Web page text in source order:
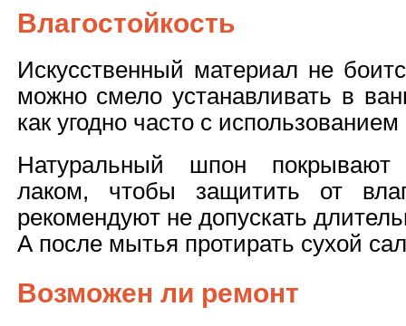
Влагостойкость
Искусственный материал не
можно смело устанавливать в
как угодно часто с
Натуральный шпон покрывают
лаком, чтобы защитить от
рекомендуют не допускать
А после мытья протирать сухой
Возможен ли ремонт